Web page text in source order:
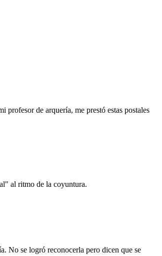
de arquería, me prestó estas postales
al ritmo de la coyuntura.
No se logró reconocerla pero dicen que se